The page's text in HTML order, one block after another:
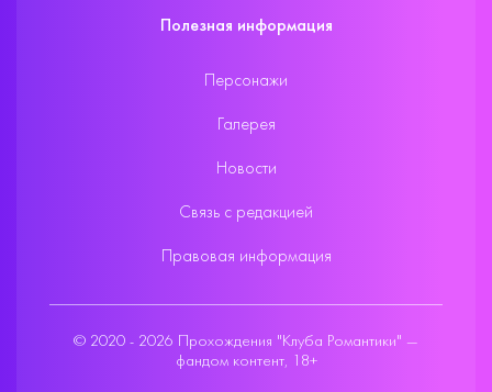
Полезная информация
Персонажи
Галерея
Новости
Связь с редакцией
Правовая информация
© 2020 - 2026 Прохождения "Клуба Романтики" —
фандом контент, 18+